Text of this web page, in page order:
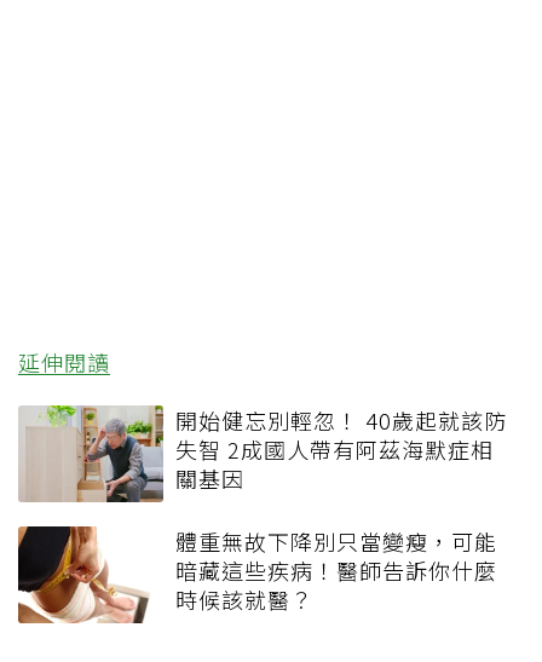
延伸閱讀
開始健忘別輕忽！ 40歲起就該防
失智 2成國人帶有阿茲海默症相
關基因
體重無故下降別只當變瘦，可能
暗藏這些疾病！醫師告訴你什麼
時候該就醫？